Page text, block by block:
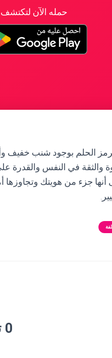
حمله الآن
الحلم بوجود شنب خفيف
والثقة في النفس والقدرة
أنها جزء من هويتك
0 تعليق